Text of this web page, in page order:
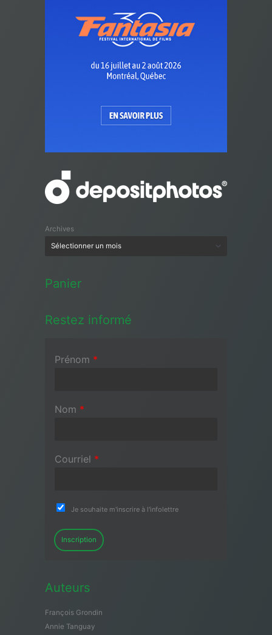
Archives
Panier
Restez informé
Prénom *
Nom *
Courriel *
Je souhaite m'inscrire à l'infolettre
Inscription
Auteurs
François Grondin
Annie Tanguay